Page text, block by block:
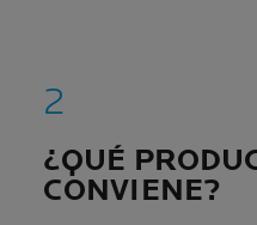
¿QUÉ
CONVIENE?